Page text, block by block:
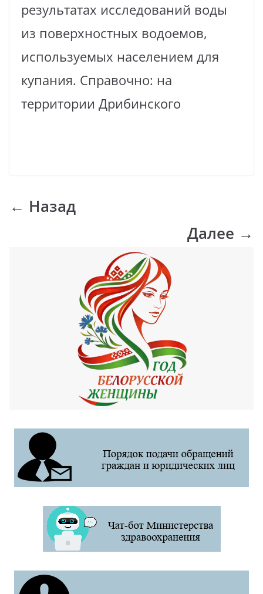
результатах исследований воды
из поверхностных водоемов,
используемых населением для
купания. Справочно: на
территории Дрибинского
← Назад
Далее →